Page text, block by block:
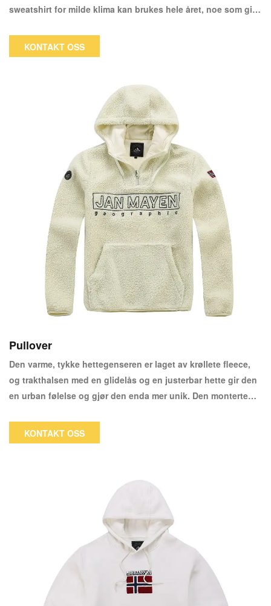
sweatshirt for milde klima kan brukes hele året, noe som gir
det gode utseendet ditt.
KONTAKT OSS
Pullover
Den varme, tykke hettegenseren er laget av krøllete fleece,
og trakthalsen med en glidelås og en justerbar hette gir den
en urban følelse og gjør den enda mer unik. Den monterte
en kenguru -lomme foran, en plysj indre fôr og et 100% ytre
stoff for polyester.
KONTAKT OSS